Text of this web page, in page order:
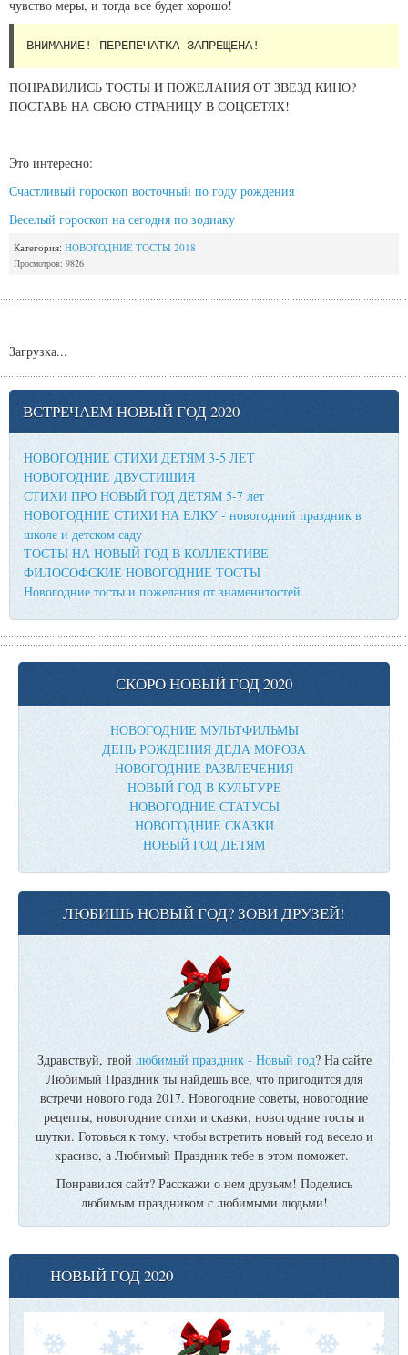
чувство меры, и тогда все будет хорошо!
ВНИМАНИЕ! ПЕРЕПЕЧАТКА ЗАПРЕЩЕНА!
ПОНРАВИЛИСЬ ТОСТЫ И ПОЖЕЛАНИЯ ОТ ЗВЕЗД КИНО?
ПОСТАВЬ НА СВОЮ СТРАНИЦУ В СОЦСЕТЯХ!
Это интересно:
Счастливый гороскоп восточный по году рождения
Веселый гороскоп на сегодня по зодиаку
Категория: НОВОГОДНИЕ ТОСТЫ 2018
Просмотров: 9826
Загрузка...
ВСТРЕЧАЕМ НОВЫЙ ГОД 2020
НОВОГОДНИЕ СТИХИ ДЕТЯМ 3-5 ЛЕТ
НОВОГОДНИЕ ДВУСТИШИЯ
СТИХИ ПРО НОВЫЙ ГОД ДЕТЯМ 5-7 лет
НОВОГОДНИЕ СТИХИ НА ЕЛКУ - новогодний праздник в
школе и детском саду
ТОСТЫ НА НОВЫЙ ГОД В КОЛЛЕКТИВЕ
ФИЛОСОФСКИЕ НОВОГОДНИЕ ТОСТЫ
Новогодние тосты и пожелания от знаменитостей
СКОРО НОВЫЙ ГОД 2020
НОВОГОДНИЕ МУЛЬТФИЛЬМЫ
ДЕНЬ РОЖДЕНИЯ ДЕДА МОРОЗА
НОВОГОДНИЕ РАЗВЛЕЧЕНИЯ
НОВЫЙ ГОД В КУЛЬТУРЕ
НОВОГОДНИЕ СТАТУСЫ
НОВОГОДНИЕ СКАЗКИ
НОВЫЙ ГОД ДЕТЯМ
ЛЮБИШЬ НОВЫЙ ГОД? ЗОВИ ДРУЗЕЙ!
Здравствуй, твой любимый праздник - Новый год? На сайте
Любимый Праздник ты найдешь все, что пригодится для
встречи нового года 2017. Новогодние советы, новогодние
рецепты, новогодние стихи и сказки, новогодние тосты и
шутки. Готовься к тому, чтобы встретить новый год весело и
красиво, а Любимый Праздник тебе в этом поможет.
Понравился сайт? Расскажи о нем друзьям! Поделись
любимым праздником с любимыми людьми!
НОВЫЙ ГОД 2020